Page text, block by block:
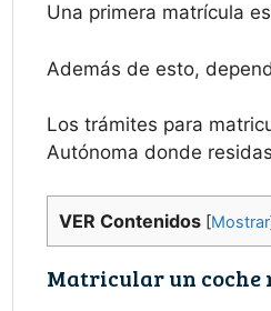
Una primera matrícula
Además de esto,
Los trámites para
Autónoma donde
VER Contenidos [Mostrar
Matricular un coche